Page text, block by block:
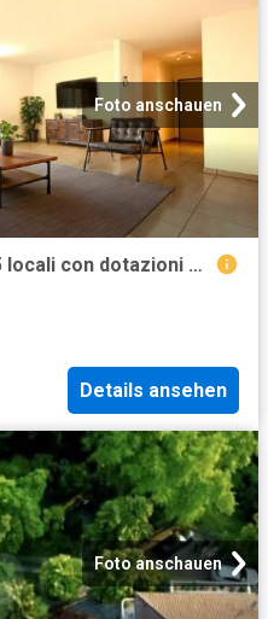
Foto anschauen
Elegante appartamento 4.5 locali con dotazioni moderne a Castel San Pietro
Details ansehen
Foto anschauen